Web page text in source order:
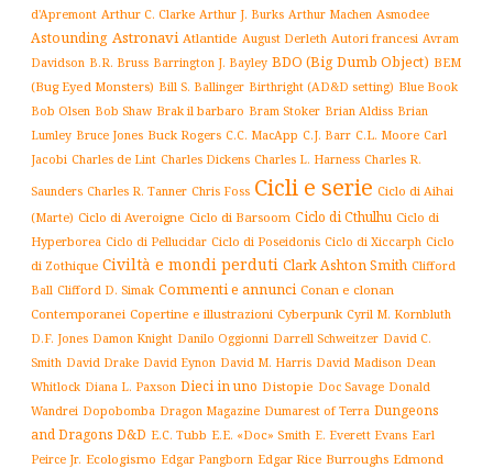
d'Apremont Arthur C. Clarke Arthur J. Burks Arthur Machen Asmodee
Astounding Astronavi Atlantide August Derleth Autori francesi Avram
Davidson B.R. Bruss Barrington J. Bayley BDO (Big Dumb Object) BEM
(Bug Eyed Monsters) Bill S. Ballinger Birthright (AD&D setting) Blue Book
Bob Olsen Bob Shaw Brak il barbaro Bram Stoker Brian Aldiss Brian
Lumley Bruce Jones Buck Rogers C.C. MacApp C.J. Barr C.L. Moore Carl
Jacobi Charles de Lint Charles Dickens Charles L. Harness Charles R.
Saunders Charles R. Tanner Chris Foss Cicli e serie Ciclo di Aihai
(Marte) Ciclo di Averoigne Ciclo di Barsoom Ciclo di Cthulhu Ciclo di
Hyperborea Ciclo di Pellucidar Ciclo di Poseidonis Ciclo di Xiccarph Ciclo
di Zothique Civiltà e mondi perduti Clark Ashton Smith Clifford
Ball Clifford D. Simak Commenti e annunci Conan e clonan
Contemporanei Copertine e illustrazioni Cyberpunk Cyril M. Kornbluth
D.F. Jones Damon Knight Danilo Oggionni Darrell Schweitzer David C.
Smith David Drake David Eynon David M. Harris David Madison Dean
Whitlock Diana L. Paxson Dieci in uno Distopie Doc Savage Donald
Wandrei Dopobomba Dragon Magazine Dumarest of Terra Dungeons
and Dragons D&D E.C. Tubb E.E. «Doc» Smith E. Everett Evans Earl
Peirce Jr. Ecologismo Edgar Pangborn Edgar Rice Burroughs Edmond